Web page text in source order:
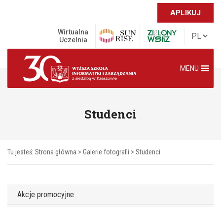
APLIKUJ
Wirtualna
Uczelnia
MENU
Studenci
Tu jesteś: Strona główna > Galerie fotografii > Studenci
Akcje promocyjne